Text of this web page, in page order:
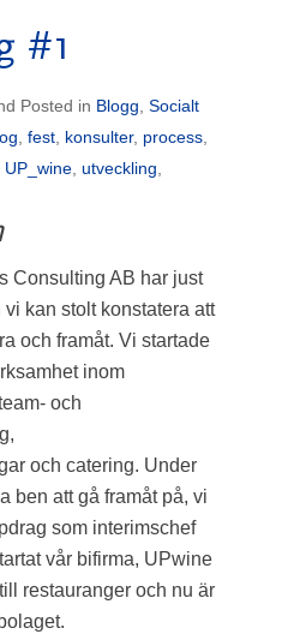
#1
Posted in Blogg Socialt
fest konsulter, process
UP_wine utveckling
Consulting AB har just
kan stolt konstatera att
och framåt. Vi startade
inom
och
och catering. Under
ben att gå framåt på, vi
som interimschef
vår bifirma, UPwine
restauranger och nu är